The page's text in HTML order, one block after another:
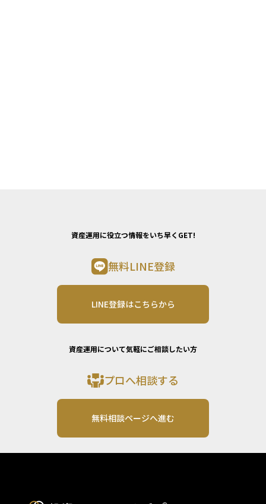
資産運用に役立つ情報をいち早くGET!
無料LINE登録
LINE登録はこちらから
資産運用について気軽にご相談したい方
プロへ相談する
無料相談ページへ進む